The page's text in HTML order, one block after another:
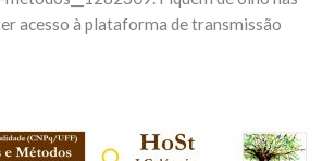
acesso à plataforma de transmissão